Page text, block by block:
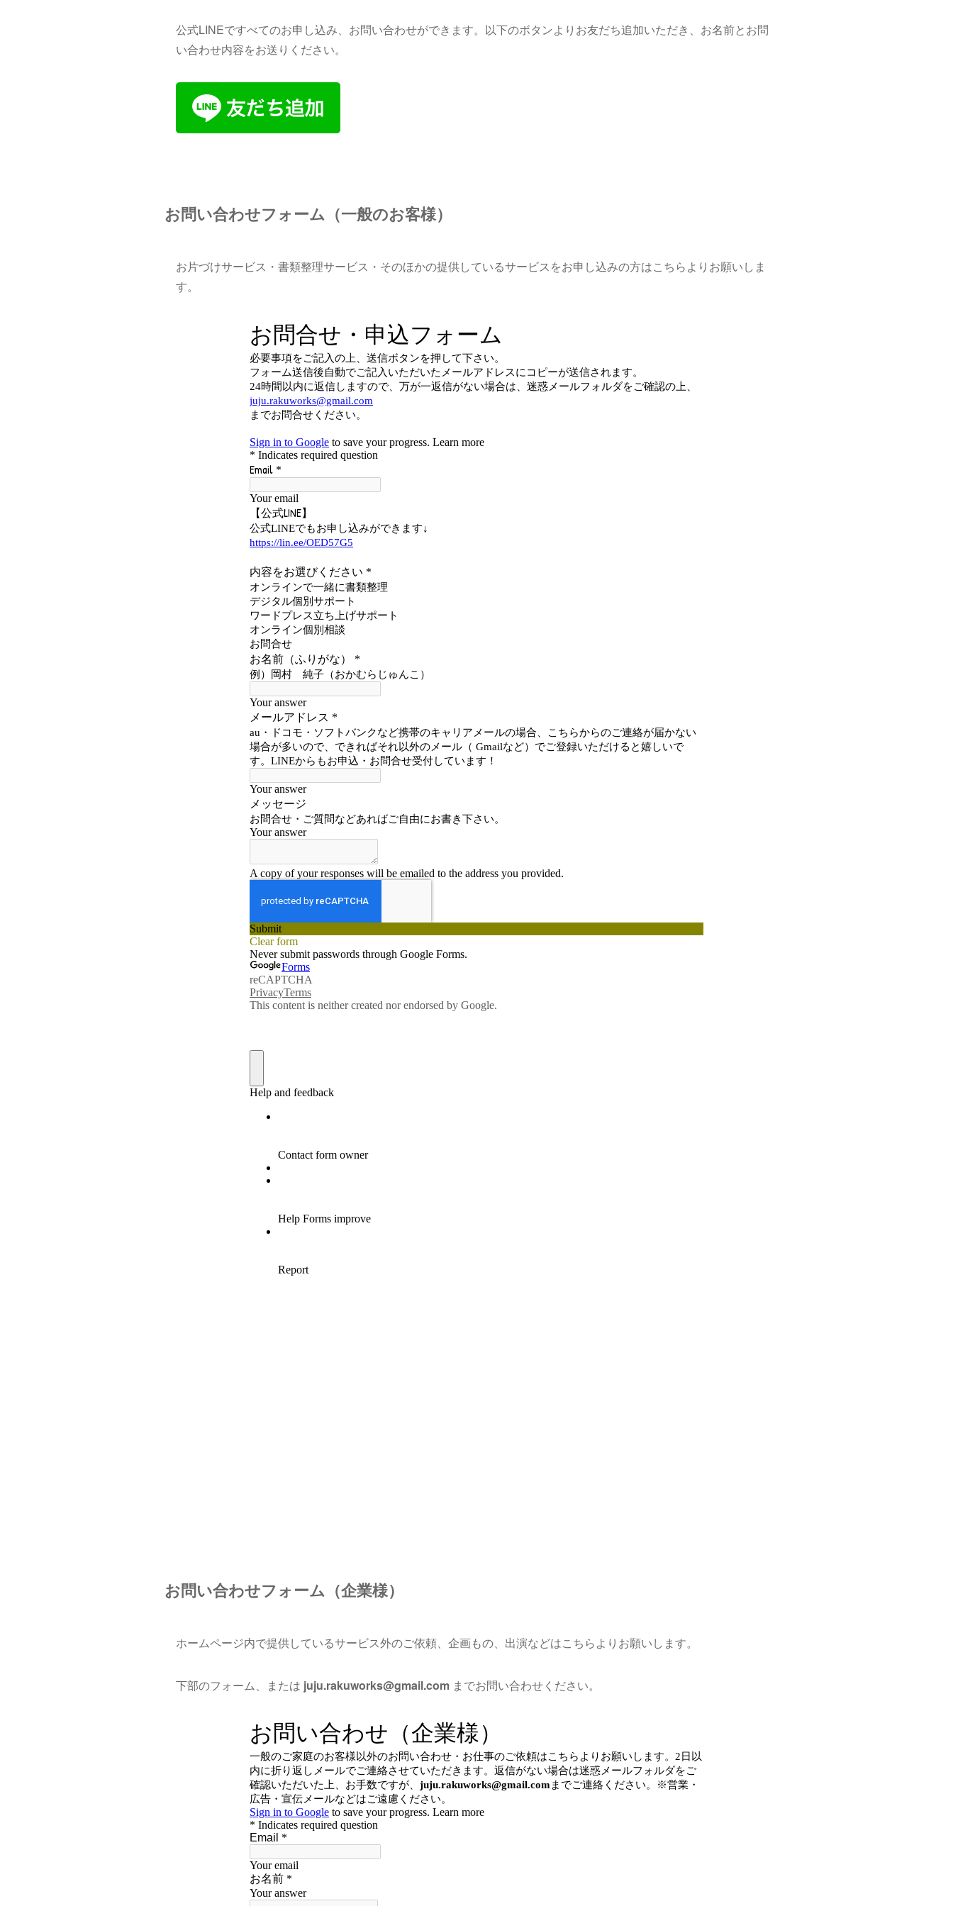
公式LINEですべてのお申し込み、お問い合わせができます。以下のボタンよりお友だち追加いただき、お名前とお問
い合わせ内容をお送りください。
お問い合わせフォーム（一般のお客様）
お片づけサービス・書類整理サービス・そのほかの提供しているサービスをお申し込みの方はこちらよりお願いしま
す。
お問い合わせフォーム（企業様）
ホームページ内で提供しているサービス外のご依頼、企画もの、出演などはこちらよりお願いします。
下部のフォーム、または juju.rakuworks@gmail.com までお問い合わせください。